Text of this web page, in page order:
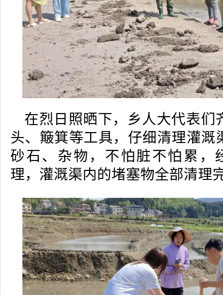
在烈日照晒下，乡人大代表们
头、簸箕等工具，仔细清理灌溉
砂石、杂物，不怕脏不怕累，
理，灌溉渠内的堵塞物全部清理